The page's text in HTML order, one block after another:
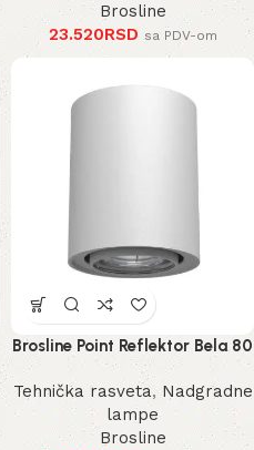
Brosline
23.520RSD sa PDV-om
Brosline Point Reflektor Bela 80
mm 100 mm
Tehnička rasveta, Nadgradne
lampe
Brosline